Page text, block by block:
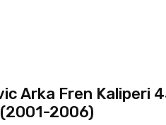
Arka Fren
2006)